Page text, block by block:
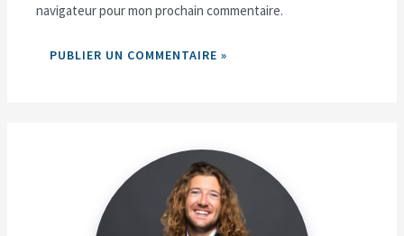
navigateur pour mon prochain commentaire.